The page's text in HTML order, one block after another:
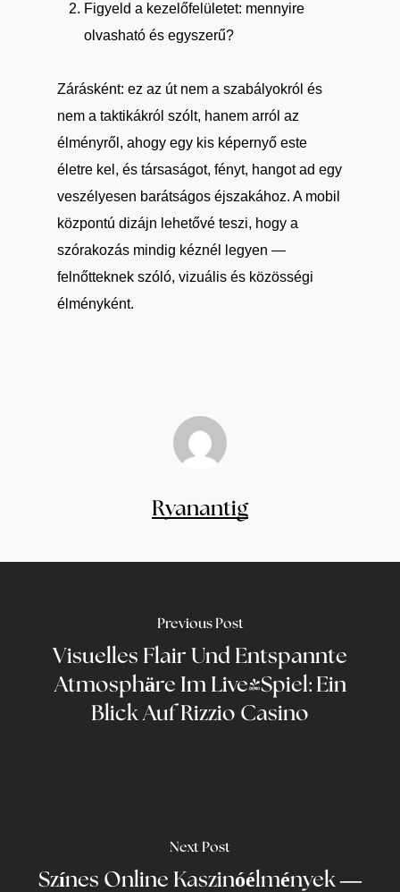
Figyeld a kezelőfelületet: mennyire
olvasható és egyszerű?
Zárásként: ez az út nem a szabályokról és
nem a taktikákról szólt, hanem arról az
élményről, ahogy egy kis képernyő este
életre kel, és társaságot, fényt, hangot ad egy
veszélyesen barátságos éjszakához. A mobil
központú dizájn lehetővé teszi, hogy a
szórakozás mindig kéznél legyen —
felnőtteknek szóló, vizuális és közösségi
élményként.
Ryanantig
Previous Post
Visuelles Flair Und Entspannte
Atmosphäre Im Live-Spiel: Ein
Blick Auf Rizzio Casino
Next Post
Színes Online Kaszinóélmények —